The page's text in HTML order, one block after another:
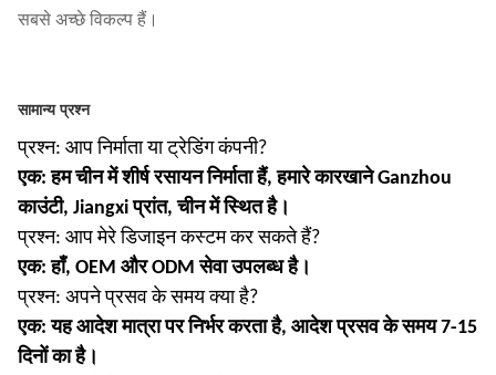
सबसे अच्छे विकल्प हैं।
सामान्य प्रश्न
प्रश्न: आप निर्माता या ट्रेडिंग कंपनी?
एक: हम चीन में शीर्ष रसायन निर्माता हैं, हमारे कारखाने Ganzhou
काउंटी, Jiangxi प्रांत, चीन में स्थित है।
प्रश्न: आप मेरे डिजाइन कस्टम कर सकते हैं?
एक: हाँ, OEM और ODM सेवा उपलब्ध है।
प्रश्न: अपने प्रसव के समय क्या है?
एक: यह आदेश मात्रा पर निर्भर करता है, आदेश प्रसव के समय 7-15
दिनों का है।